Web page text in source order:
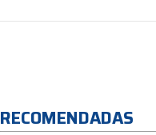
RECOMENDADAS